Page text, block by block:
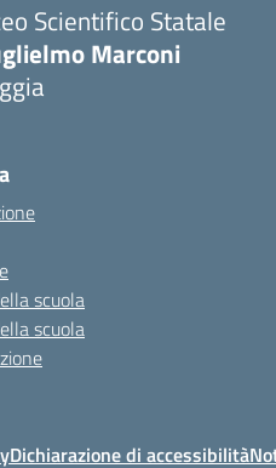
Scientifico Statale
Marconi
scuola
scuola
Dichiarazione di accessibilità